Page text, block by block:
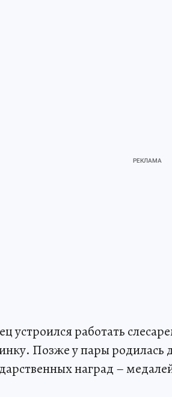
устроился работать
Позже у пары родилась
наград –